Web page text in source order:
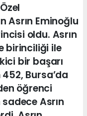
Asrın Eminoğlu
oldu. Asrın
birinciliği ile
bir başarı
Bursa’da
öğrenci
Asrın